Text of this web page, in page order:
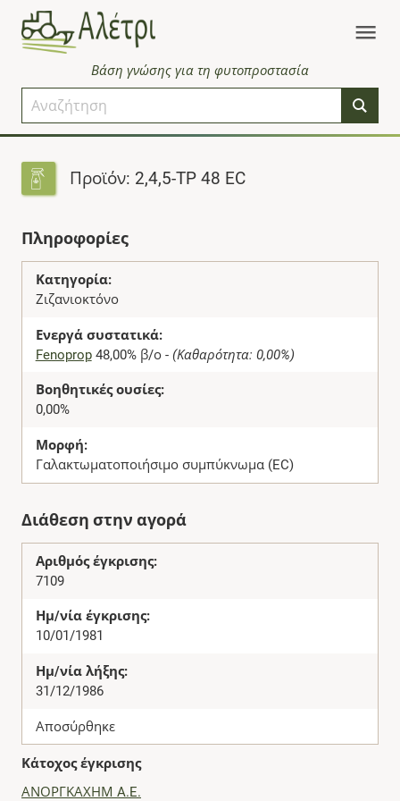
Βάση γνώσης για τη φυτοπροστασία
Προϊόν: 2,4,5-TP 48 EC
Πληροφορίες
Κατηγορία:
Ζιζανιοκτόνο
Ενεργά συστατικά:
Fenoprop48,00% β/ο - (Καθαρότητα: 0,00%)
Βοηθητικές ουσίες:
0,00%
Μορφή:
Γαλακτωματοποιήσιμο συμπύκνωμα (EC)
Διάθεση στην αγορά
Αριθμός έγκρισης:
7109
Ημ/νία έγκρισης:
10/01/1981
Ημ/νία λήξης:
31/12/1986
Αποσύρθηκε
Κάτοχος έγκρισης
ΑΝΟΡΓΚΑΧΗΜ A.E.